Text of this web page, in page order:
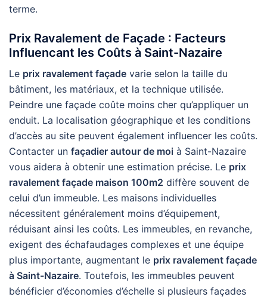
terme.
Prix Ravalement de Façade : Facteurs
Influencant les Coûts à Saint-Nazaire
Le prix ravalement façade varie selon la taille du
bâtiment, les matériaux, et la technique utilisée.
Peindre une façade coûte moins cher qu’appliquer un
enduit. La localisation géographique et les conditions
d’accès au site peuvent également influencer les coûts.
Contacter un façadier autour de moi à Saint-Nazaire
vous aidera à obtenir une estimation précise. Le prix
ravalement façade maison 100m2 diffère souvent de
celui d’un immeuble. Les maisons individuelles
nécessitent généralement moins d’équipement,
réduisant ainsi les coûts. Les immeubles, en revanche,
exigent des échafaudages complexes et une équipe
plus importante, augmentant le prix ravalement façade
à Saint-Nazaire. Toutefois, les immeubles peuvent
bénéficier d’économies d’échelle si plusieurs façades